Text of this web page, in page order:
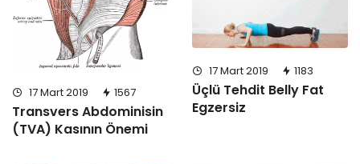
17 Mart 2019 1567
Transvers Abdominisin
(TVA) Kasının Önemi
17 Mart 2019 1183
Üçlü Tehdit Belly Fat
Egzersiz